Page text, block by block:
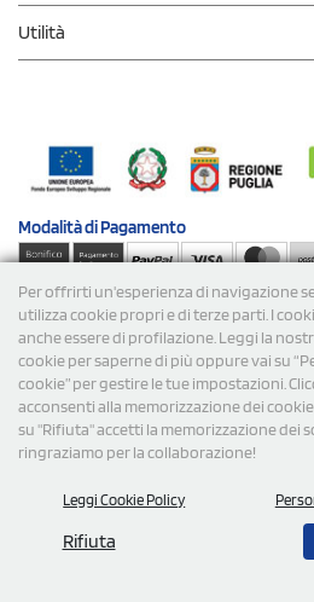
Per offrirti un'esperienza di navigazione
utilizza cookie propri e di terze parti. I
anche essere di profilazione. Leggi la
cookie per saperne di più oppure vai su
cookie” per gestire le tue impostazioni.
acconsenti alla memorizzazione dei
su "Rifiuta" accetti la memorizzazione dei
ringraziamo per la collaborazione!
Leggi Cookie Policy
Rifiuta
0,00
Utilità
Modalità diPagamento
Spedizioni
P.Iva/C.F. 09734470967 -